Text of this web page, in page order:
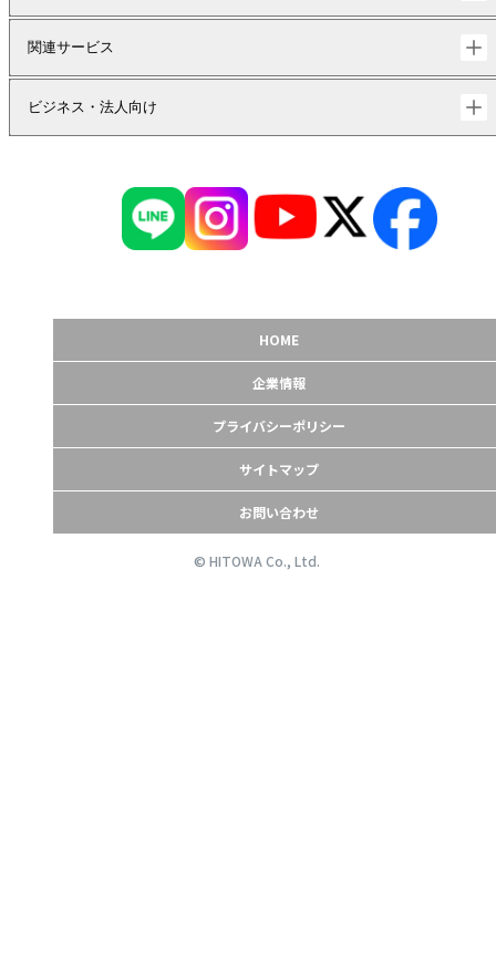
関連サービス
ビジネス・法人向け
HOME
企業情報
プライバシーポリシー
サイトマップ
お問い合わせ
© HITOWA Co., Ltd.